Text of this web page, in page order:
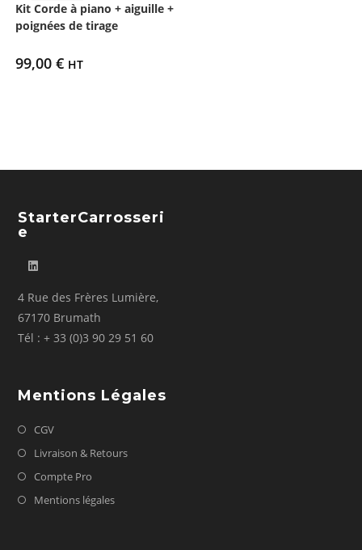
Kit Corde à piano + aiguille +
poignées de tirage
99,00 € HT
StarterCarrosseri
E
4 Rue des Frères Lumière,
67170 Brumath
Tél : + 33 (0)3 90 29 51 60
Mentions Légales
CGV
Livraison & Retours
Compte Pro
Mentions légales